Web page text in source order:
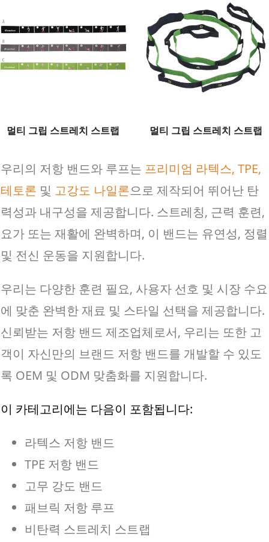
멀티 그립 스트레치 스트랩 멀티 그립 스트레치 스트랩
우리의 저항 밴드와 루프는 프리미엄 라텍스, TPE,
테토론 및 고강도 나일론으로 제작되어 뛰어난 탄
력성과 내구성을 제공합니다. 스트레칭, 근력 훈련,
요가 또는 재활에 완벽하며, 이 밴드는 유연성, 정렬
및 전신 운동을 지원합니다.
우리는 다양한 훈련 필요, 사용자 선호 및 시장 수요
에 맞춘 완벽한 재료 및 스타일 선택을 제공합니다.
신뢰받는 저항 밴드 제조업체로서, 우리는 또한 고
객이 자신만의 브랜드 저항 밴드를 개발할 수 있도
록 OEM 및 ODM 맞춤화를 지원합니다.
이 카테고리에는 다음이 포함됩니다:
라텍스 저항 밴드
TPE 저항 밴드
고무 강도 밴드
패브릭 저항 루프
비탄력 스트레치 스트랩